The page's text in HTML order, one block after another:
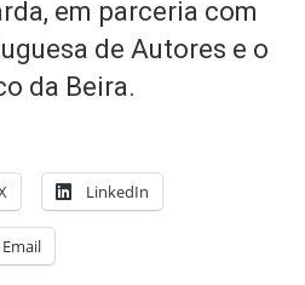
em parceria com
de Autores e o
da Beira.
LinkedIn
Email